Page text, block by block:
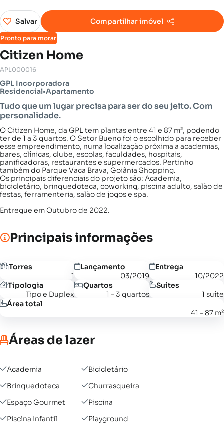
Pronto para morar
Citizen Home
Salvar Compartilhar imóvel
APL000016
GPL Incorporadora
Residencial•Apartamento
Tudo que um lugar precisa para ser do seu jeito. Com
personalidade.
O Citizen Home, da GPL tem plantas entre 41 e 87 m², podendo
ter de 1 a 3 quartos. O Setor Bueno foi o escolhido para receber
esse empreendimento, numa localização próxima a academias,
bares, clínicas, clube, escolas, faculdades, hospitais,
panificadoras, restaurantes e supermercados. Pertinho
também do Parque Vaca Brava, Goiânia Shopping.
Os principais diferenciais do projeto são: Academia,
bicicletário, brinquedoteca, coworking, piscina adulto, salão de
festas, ferramenteria, salão de jogos e spa.
Entregue em Outubro de 2022.
Principais informações
Torres
1
Lançamento
03/2019
Entrega
10/2022
Tipologia
Tipo e Duplex
Quartos
1 - 3 quartos
Suítes
1 suíte
Área total
41 - 87 m²
Áreas de lazer
Academia
Bicicletário
Brinquedoteca
Churrasqueira
Espaço Gourmet
Piscina
Piscina Infantil
Playground